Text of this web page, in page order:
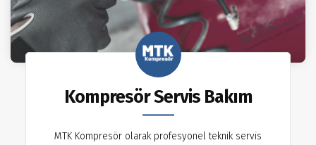
Kompresör Servis Bakım
MTK Kompresör olarak profesyonel teknik servis